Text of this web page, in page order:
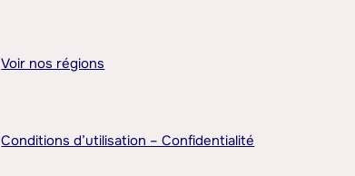
Voir nos régions
Conditions d’utilisation – Confidentialité